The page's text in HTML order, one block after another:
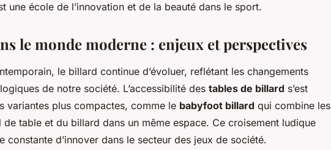
une école de l’innovation et de la beauté dans le sport.
le monde moderne : enjeux et perspectives
le billard continue d’évoluer, reflétant les changements
de notre société. L’accessibilité des tables de billard s’est
variantes plus compactes, comme le babyfoot billard qui combine les
table et du billard dans un même espace. Ce croisement ludique
constante d’innover dans le secteur des jeux de société.